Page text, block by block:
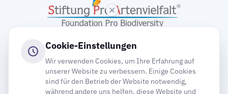
gooding
Cookie-Einstellungen
Wir verwenden Cookies, um Ihre Erfahrung auf
unserer Website zu verbessern. Einige Cookies
sind für den Betrieb der Website notwendig,
während andere uns helfen, diese Website und